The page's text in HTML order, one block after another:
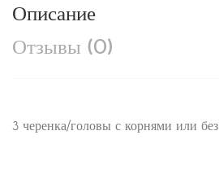
Описание
Отзывы (0)
3 черенка/головы с корнями или без